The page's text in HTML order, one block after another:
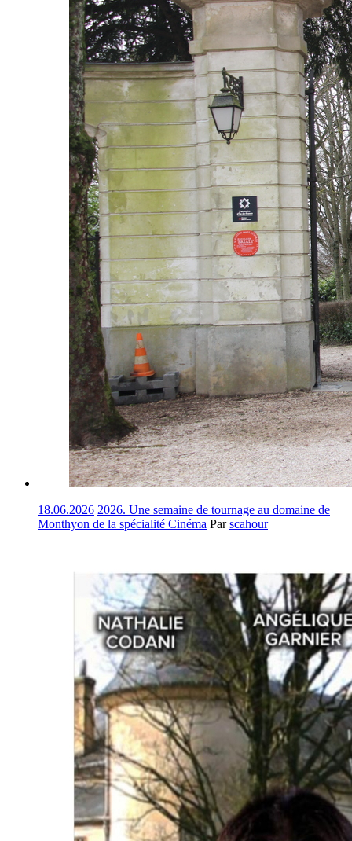
18.06.2026 2026. Une semaine de tournage au domaine de
Monthyon de la spécialité Cinéma Parscahour